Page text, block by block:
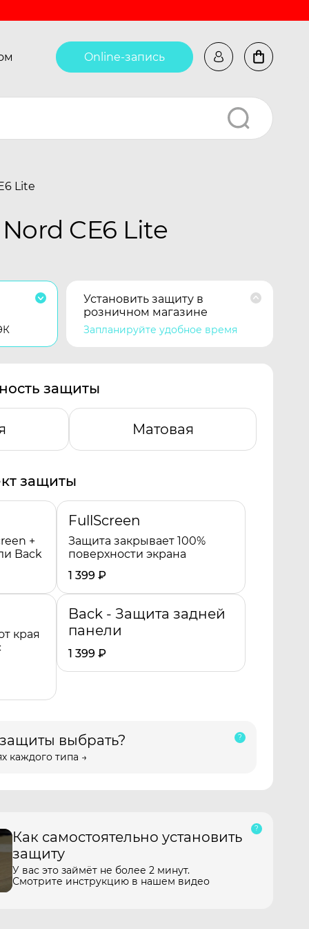
Online-запись
Lite
CE6 Lite
Установить защиту в
розничном магазине
Запланируйте удобное время
защиты
Матовая
защиты
+
Back
FullScreen
Защита закрывает 100%
поверхности экрана
1 399 ₽
края
Back - Защита задней
панели
1 399 ₽
выбрать?
каждого типа →
Как самостоятельно установить
защиту
У вас это займёт не более 2 минут.
Смотрите инструкцию в нашем видео